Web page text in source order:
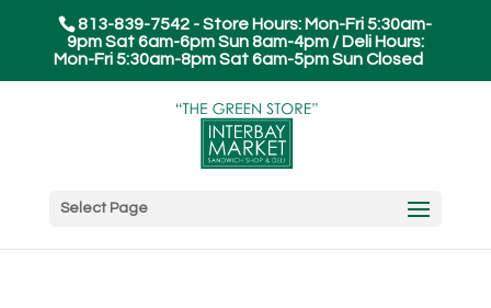
813-839-7542 - Store Hours: Mon-Fri 5:30am-
9pm Sat 6am-6pm Sun 8am-4pm / Deli Hours:
Mon-Fri 5:30am-8pm Sat 6am-5pm Sun Closed
Select Page